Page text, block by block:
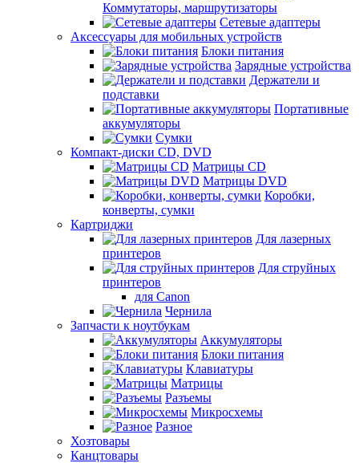
Коммутаторы, маршрутизаторы
Сетевые адаптеры
Аксессуары для мобильных устройств
Блоки питания
Зарядные устройства
Держатели и
подставки
Портативные
аккумуляторы
Сумки
Компакт-диски CD, DVD
Матрицы CD
Матрицы DVD
Коробки,
конверты, сумки
Картриджи
Для лазерных
принтеров
Для струйных
принтеров
для Canon
Чернила
Запчасти к ноутбукам
Аккумуляторы
Блоки питания
Клавиатуры
Матрицы
Разъемы
Микросхемы
Разное
Хозтовары
Канцтовары